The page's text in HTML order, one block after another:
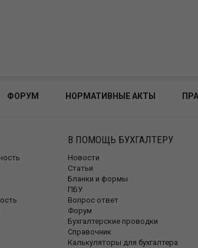
ФОРУМ НОРМАТИВНЫЕ АКТЫ
В ПОМОЩЬ БУХГАЛТЕРУ
Новости
Статьи
Бланки и формы
ПБУ
Вопрос ответ
Форум
Бухгалтерские проводки
Справочник
Калькуляторы для бухгалтера